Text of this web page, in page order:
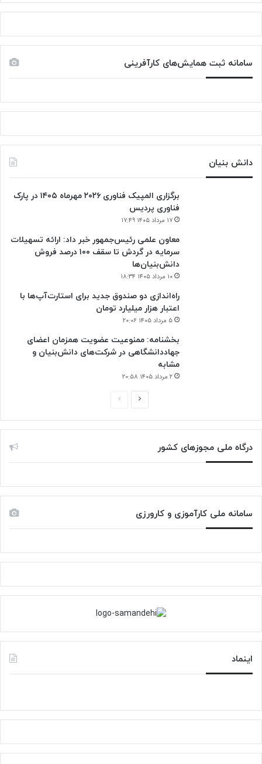
سامانه ثبت همایش‌های کارآفرینی
دانش‌ بنیان‌
برگزاری المپیک فناوری ۲۰۲۶ مهرماه ۱۴۰۵ در پارک
فناوری پردیس
۱۷ مرداد ۱۴۰۵ ۱۷:۴۹
معاون علمی رئیس‌جمهور خبر داد: ارائه تسهیلات
سرمایه در گردش تا سقف ۱۰۰ درصد فروش
دانش‌بنیان‌ها
۱۰ مرداد ۱۴۰۵ ۱۸:۳۴
راه‌اندازی دو صندوق جدید برای استارت‌آپ‌ها با
اعتبار هزار میلیارد تومان
۵ مرداد ۱۴۰۵ ۲۰:۰۶
بخشنامه: ممنوعیت عضویت همزمان اعضای
جهاددانشگاهی در شرکت‌های دانش‌بنیان و
مشابه
۲ مرداد ۱۴۰۵ ۲۰:۵۸
صفحه
صفحه
درگاه ملی مجوزهای کشور
سامانه ملی کارآموزی و کارورزی
اینماد